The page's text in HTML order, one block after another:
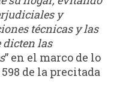
y
técnicas y las
dicten las
” en el marco de lo
de la precitada